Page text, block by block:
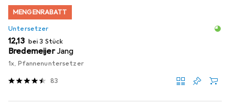
MENGENRABATT
Untersetzer
EUR
12,13 bei 3 Stück
Bredemeijer Jang
1x, Pfannenuntersetzer
83